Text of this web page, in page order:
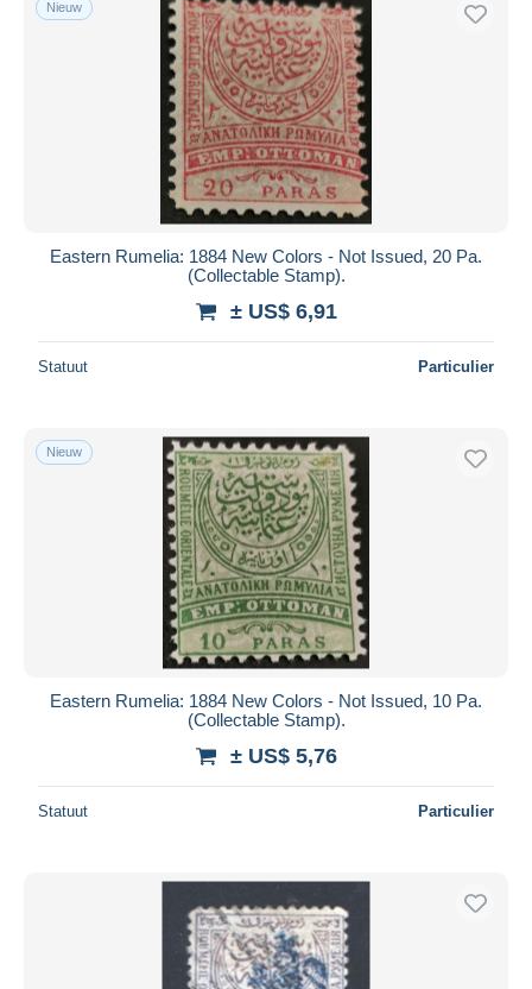
Gratis levering
Betaalmiddelen
PayPal
Bankoverschrijving
Mastercard
Bancontact
iDeal
Woonplaats van de verkoper
Toepassen
Nieuw
Eastern Rumelia: 1884 New Colors - Not Issued, 20 Pa.
(Collectable Stamp).
± US$ 6,91
Statuut Particulier
Nieuw
Eastern Rumelia: 1884 New Colors - Not Issued, 10 Pa.
(Collectable Stamp).
± US$ 5,76
Statuut Particulier